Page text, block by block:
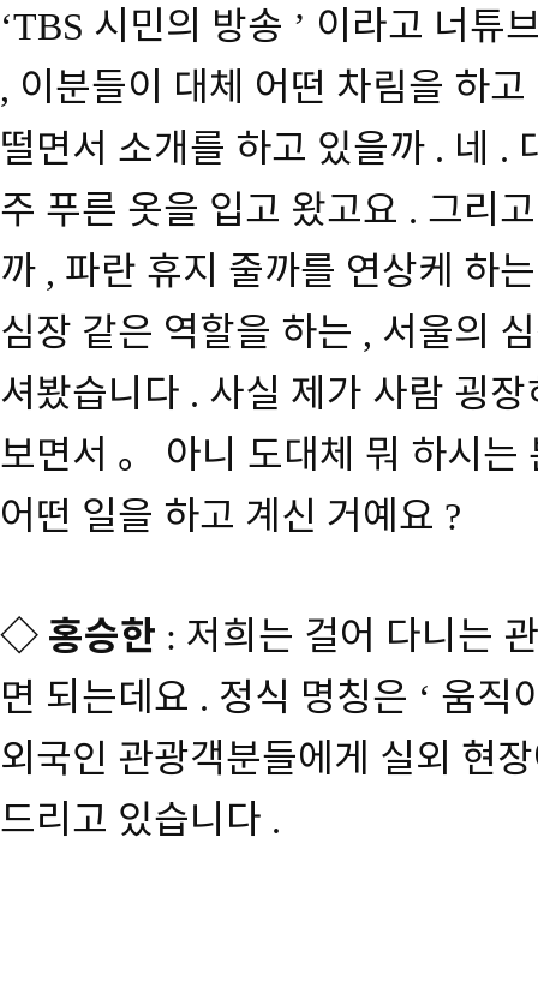
‘TBS 시민의 방송 ’ 이라고 너튜
, 이분들이 대체 어떤 차림을 하
떨면서 소개를 하고 있을까 . 네 .
주 푸른 옷을 입고 왔고요 . 그리
까 , 파란 휴지 줄까를 연상케 하
심장 같은 역할을 하는 , 서울의
셔봤습니다 . 사실 제가 사람 굉
보면서 。 아니 도대체 뭐 하시는
어떤 일을 하고 계신 거예요 ?
◇ 홍승한 : 저희는 걸어 다니는
면 되는데요 . 정식 명칭은 ‘ 움직
외국인 관광객분들에게 실외 현
드리고 있습니다 .